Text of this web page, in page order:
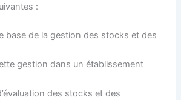
:
base de la gestion des stocks et des
gestion dans un établissement
des stocks et des